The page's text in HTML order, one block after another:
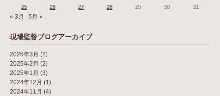
25
26 27 28 29 30 31
« 3月 5月 »
現場監督ブログアーカイブ
2025年3月 (2)
2025年2月 (2)
2025年1月 (3)
2024年12月 (1)
2024年11月 (4)